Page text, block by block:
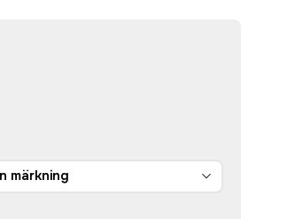
märkning